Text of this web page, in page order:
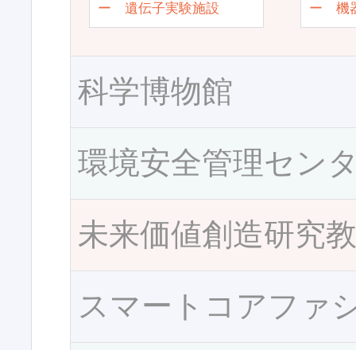
ー 遺伝子実験施設
ー 機
科学博物館
環境安全管理セン
未来価値創造研究
スマートコアファ